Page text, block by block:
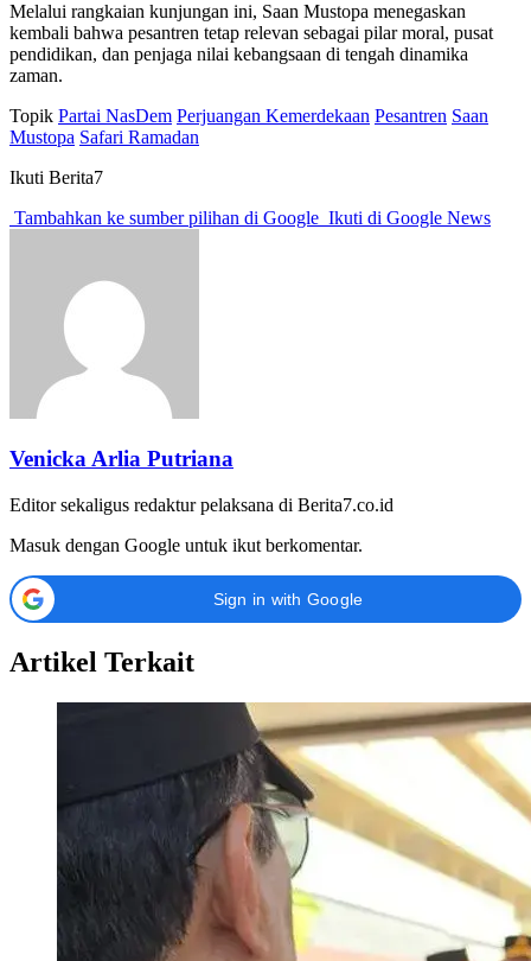
Melalui rangkaian kunjungan ini, Saan Mustopa menegaskan
kembali bahwa pesantren tetap relevan sebagai pilar moral, pusat
pendidikan, dan penjaga nilai kebangsaan di tengah dinamika
zaman.
Topik Partai NasDem Perjuangan Kemerdekaan Pesantren Saan
Mustopa Safari Ramadan
Ikuti Berita7
Tambahkan ke sumber pilihan di Google Ikuti di Google News
Venicka Arlia Putriana
Editor sekaligus redaktur pelaksana di Berita7.co.id
Masuk dengan Google untuk ikut berkomentar.
Sign in with Google
Artikel Terkait